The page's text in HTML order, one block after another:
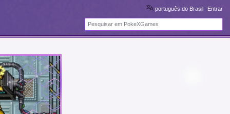
português do Brasil Entrar
Pesquisa